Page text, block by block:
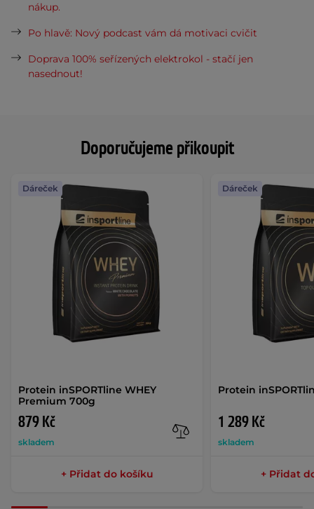
Doporučujeme přikoupit
Protein inSPORTline WHEY
Premium 700g
879 Kč
skladem
Dáreček
+ Přidat do košíku
Protein
1 289 Kč
skladem
Dáreček
+ Přidat
nákup.
Po hlavě: Nový podcast vám dá motivaci cvičit
Doprava 100% seřízených elektrokol - stačí jen
nasednout!